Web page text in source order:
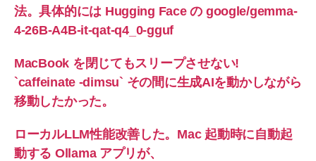
法。具体的には Hugging Face の google/gemma-
4-26B-A4B-it-qat-q4_0-gguf
MacBook を閉じてもスリープさせない!
`caffeinate -dimsu` その間に生成AIを動かしながら
移動したかった。
ローカルLLM性能改善した。Mac 起動時に自動起
動する Ollama アプリが、